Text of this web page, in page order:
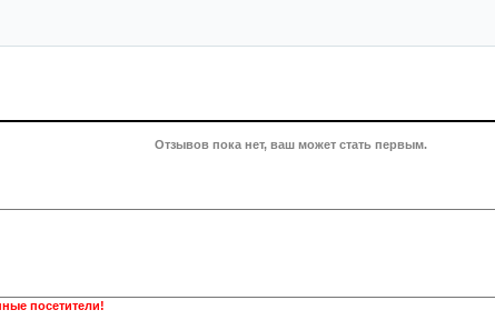
Отзывов пока нет, ваш может стать первым.
посетители!